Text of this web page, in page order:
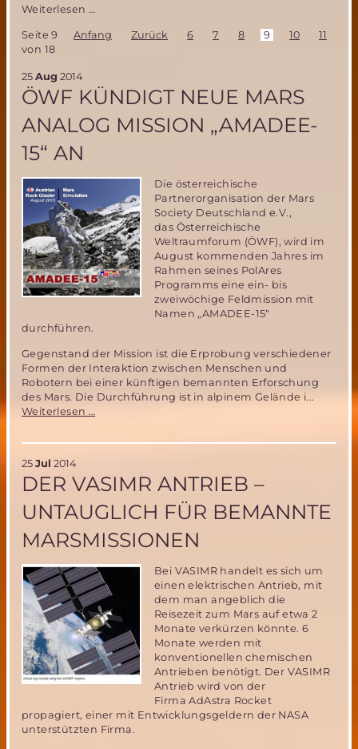
Weiterlesen …
2015-
erfolgreiches
für
Seite 9
von 18
Anfang Zurück 6 7 8 9 10 11
25 Aug 2014
ÖWF KÜNDIGT NEUE MARS
ANALOG MISSION „AMADEE-
15“ AN
Die österreichische
Partnerorganisation der Mars
Society Deutschland e.V.,
das Österreichische
Weltraumforum (ÖWF), wird im
August kommenden Jahres im
Rahmen seines PolAres
Programms eine ein- bis
zweiwöchige Feldmission mit
Namen „AMADEE-15“
durchführen.
Gegenstand der Mission ist die Erprobung verschiedener
Formen der Interaktion zwischen Menschen und
Robotern bei einer künftigen bemannten Erforschung
des Mars. Die Durchführung ist in alpinem Gelände i...
Weiterlesen …
Mission
15“
25 Jul 2014
DER VASIMR ANTRIEB –
UNTAUGLICH FÜR BEMANNTE
MARSMISSIONEN
Bei VASIMR handelt es sich um
einen elektrischen Antrieb, mit
dem man angeblich die
Reisezeit zum Mars auf etwa 2
Monate verkürzen könnte. 6
Monate werden mit
konventionellen chemischen
Antrieben benötigt. Der VASIMR
Antrieb wird von der
Firma AdAstra Rocket
propagiert, einer mit Entwicklungsgeldern der NASA
unterstützten Firma.